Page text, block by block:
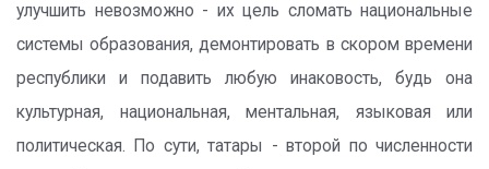
улучшить невозможно - их цель сломать национальные
системы образования, демонтировать в скором времени
республики и подавить любую инаковость, будь она
культурная, национальная, ментальная, языковая или
политическая. По сути, татары - второй по численности